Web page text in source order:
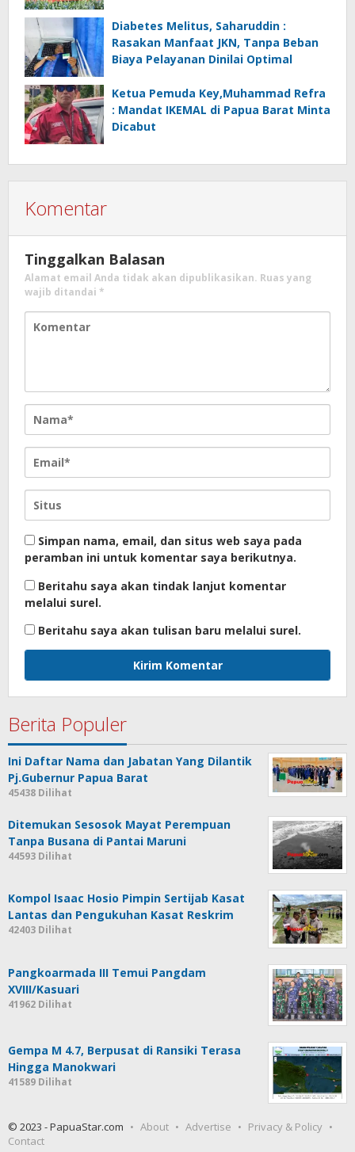
Diabetes Melitus, Saharuddin :
Rasakan Manfaat JKN, Tanpa Beban
Biaya Pelayanan Dinilai Optimal
Ketua Pemuda Key,Muhammad Refra
: Mandat IKEMAL di Papua Barat Minta
Dicabut
Komentar
Tinggalkan Balasan
Alamat email Anda tidak akan dipublikasikan. Ruas yang
wajib ditandai *
Simpan nama, email, dan situs web saya pada
peramban ini untuk komentar saya berikutnya.
Beritahu saya akan tindak lanjut komentar
melalui surel.
Beritahu saya akan tulisan baru melalui surel.
Berita Populer
Ini Daftar Nama dan Jabatan Yang Dilantik
Pj.Gubernur Papua Barat
45438 Dilihat
Ditemukan Sesosok Mayat Perempuan
Tanpa Busana di Pantai Maruni
44593 Dilihat
Kompol Isaac Hosio Pimpin Sertijab Kasat
Lantas dan Pengukuhan Kasat Reskrim
42403 Dilihat
Pangkoarmada III Temui Pangdam
XVIII/Kasuari
41962 Dilihat
Gempa M 4.7, Berpusat di Ransiki Terasa
Hingga Manokwari
41589 Dilihat
© 2023 - PapuaStar.com About Advertise
Privacy & Policy
Contact